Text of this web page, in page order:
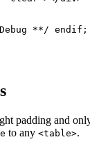
**/
padding and
to any <table>.